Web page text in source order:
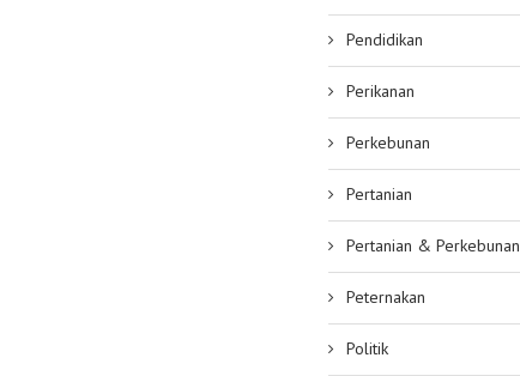
Pendidikan
Perikanan
Perkebunan
Pertanian
Pertanian & Perkebunan
Peternakan
Politik